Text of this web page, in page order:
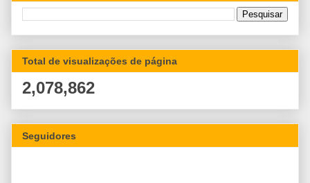
Total de visualizações de página
2,078,862
Seguidores